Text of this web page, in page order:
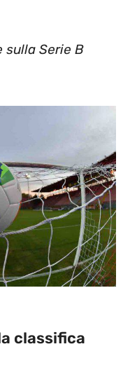
Serie B
classifica